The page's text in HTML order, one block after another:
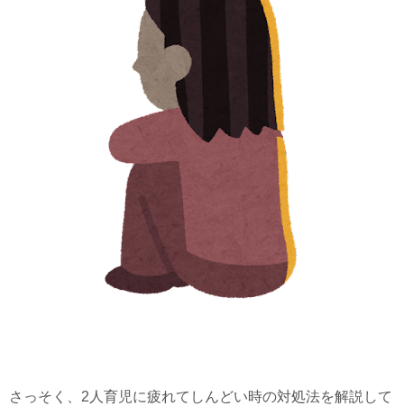
さっそく、2人育児に疲れてしんどい時の対処法を解説して